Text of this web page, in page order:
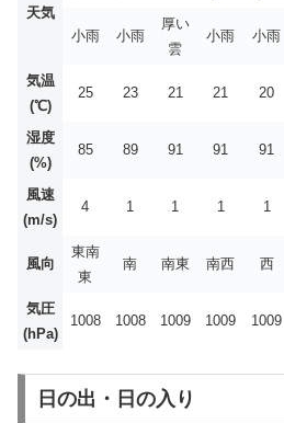
天気
小雨
小雨
厚い
雲
小雨 小雨
気温
(℃)
25 23 21 21 20
湿度
(%)
85 89 91 91 91
風速
(m/s)
4 1 1 1 1
風向
東南
東
南 南東 南西 西
気圧
(hPa)
1008 1008 1009 1009 1009
日の出・日の入り